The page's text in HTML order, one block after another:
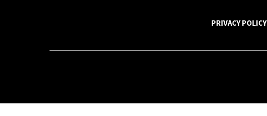
PRIVACY POLICY